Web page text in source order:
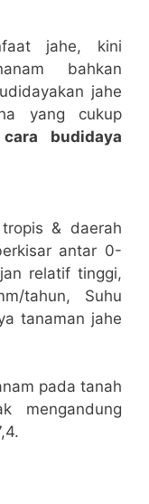
jahe, kini
bahkan
jahe
yang cukup
cara budidaya
& daerah
antar 0-
relatif tinggi,
tahun, Suhu
tanaman jahe
pada tanah
mengandung